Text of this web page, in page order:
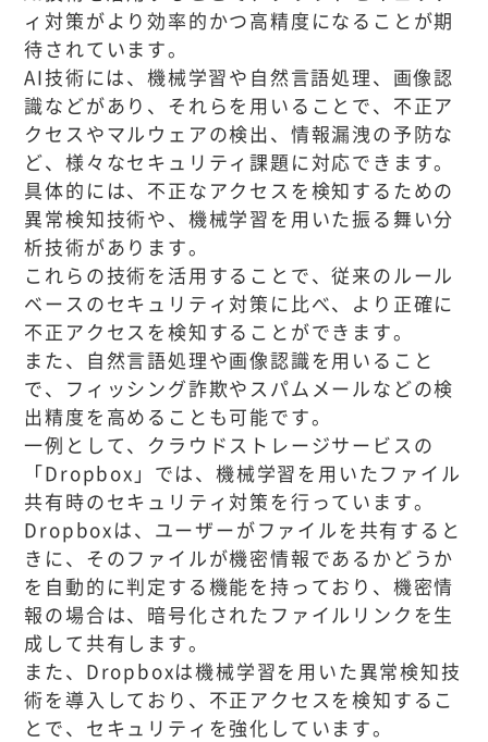
ィ対策がより効率的かつ高精度になることが期
待されています。
AI技術には、機械学習や自然言語処理、画像認
識などがあり、それらを用いることで、不正ア
クセスやマルウェアの検出、情報漏洩の予防な
ど、様々なセキュリティ課題に対応できます。
具体的には、不正なアクセスを検知するための
異常検知技術や、機械学習を用いた振る舞い分
析技術があります。
これらの技術を活用することで、従来のルール
ベースのセキュリティ対策に比べ、より正確に
不正アクセスを検知することができます。
また、自然言語処理や画像認識を用いること
で、フィッシング詐欺やスパムメールなどの検
出精度を高めることも可能です。
一例として、クラウドストレージサービスの
「Dropbox」では、機械学習を用いたファイル
共有時のセキュリティ対策を行っています。
Dropboxは、ユーザーがファイルを共有すると
きに、そのファイルが機密情報であるかどうか
を自動的に判定する機能を持っており、機密情
報の場合は、暗号化されたファイルリンクを生
成して共有します。
また、Dropboxは機械学習を用いた異常検知技
術を導入しており、不正アクセスを検知するこ
とで、セキュリティを強化しています。